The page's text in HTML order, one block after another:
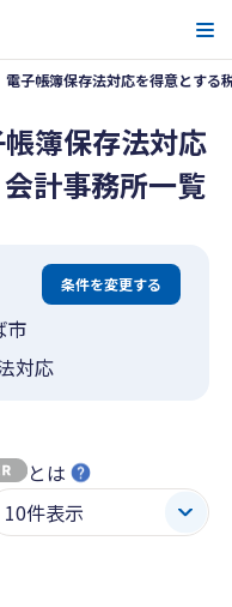
電子帳簿保存法対応を得意とする
簿保存法対応
計事務所一覧
条件を変更する
市
対応
とは